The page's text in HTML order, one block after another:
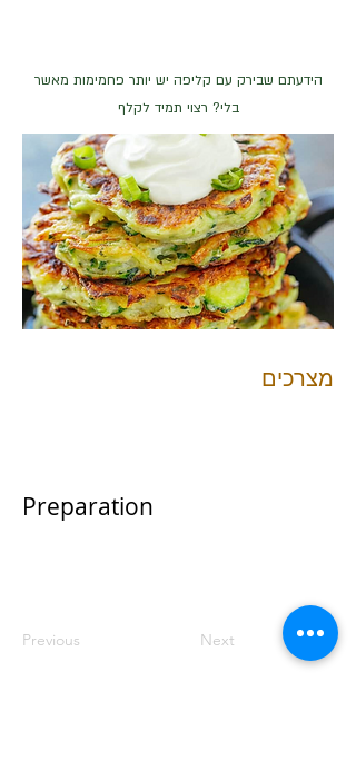
הידעתם שבירק עם קליפה יש יותר פחמימות מאשר
בלי? רצוי תמיד לקלף
מצרכים
Preparation
Previous Next